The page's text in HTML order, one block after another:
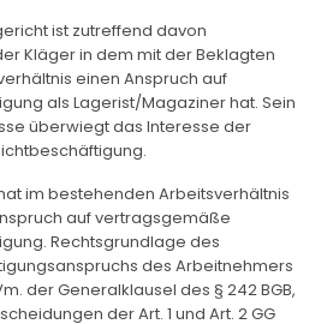
ist zutreffend davon
Kläger in dem mit der Beklagten
einen Anspruch auf
als Lagerist/Magaziner hat. Sein
überwiegt das Interesse der
im bestehenden Arbeitsverhältnis
auf vertragsgemäße
Rechtsgrundlage des
des Arbeitnehmers
der Generalklausel des § 242 BGB,
der Art. 1 und Art. 2 GG